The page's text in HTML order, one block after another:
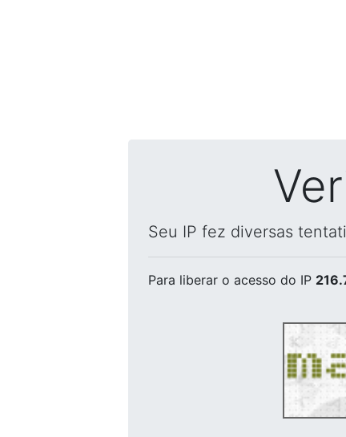
Seu IP fez diversas
Para liberar o acesso do IP